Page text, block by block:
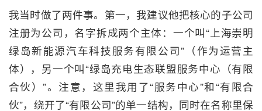
我当时做了两件事。第一，我建议他把核心的子公司
注册为公司，名字拆成两个主体：一个叫“上海崇明
绿岛新能源汽车科技服务有限公司”（作为运营主
体），另一个叫“绿岛充电生态联盟服务中心（有限
合伙）”。注意，这里我用了“服务中心”和“有限合
伙”，绕开了“有限公司”的单一结构，同时在名称里保